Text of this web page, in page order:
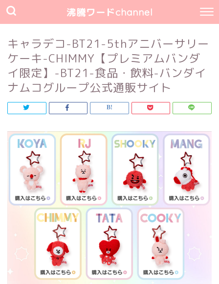
沸騰ワードchannel
キャラデコ-BT21-5thアニバーサリー
ケーキ-CHIMMY【プレミアムバンダ
イ限定】-BT21-食品・飲料-バンダイ
ナムコグループ公式通販サイト